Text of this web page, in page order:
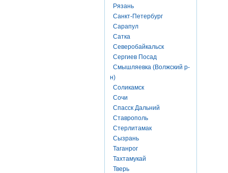
Рязань
Санкт-Петербург
Сарапул
Сатка
Северобайкальск
Сергиев Посад
Смышляевка (Волжский р-
н)
Соликамск
Сочи
Спасск Дальний
Ставрополь
Стерлитамак
Сызрань
Таганрог
Тахтамукай
Тверь